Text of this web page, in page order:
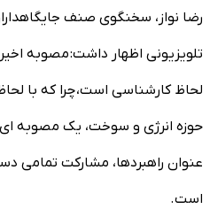
رضا نواز، سخنگوی صنف
تلویزیونی اظهار داشت: مصوبه
لحاظ کارشناسی است، چرا که با
حوزه انرژی و سوخت، یک مصوبه
عنوان راهبردها، مشارکت تمامی
است.